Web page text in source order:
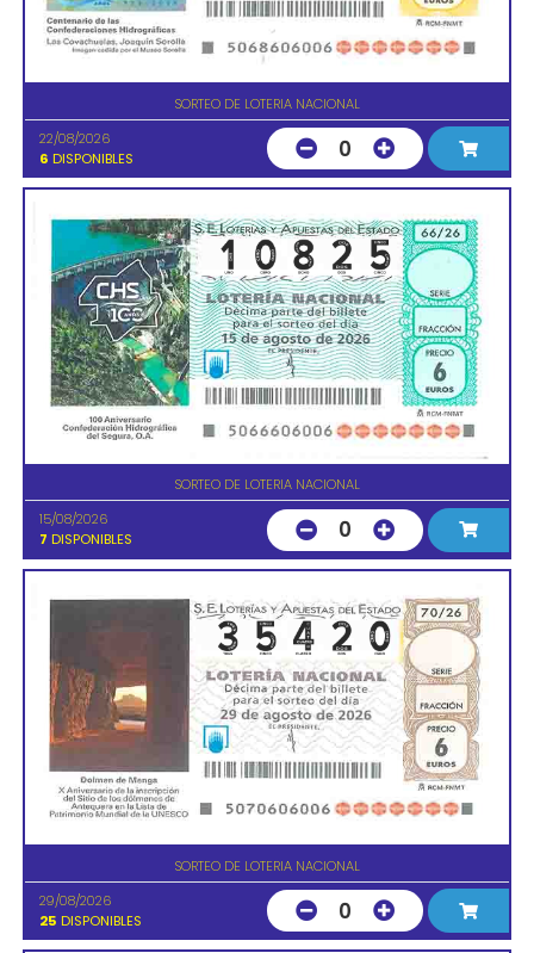
SORTEO DE LOTERIA NACIONAL
22/08/2026
6 DISPONIBLES 0
SORTEO DE LOTERIA NACIONAL
15/08/2026
7 DISPONIBLES 0
SORTEO DE LOTERIA NACIONAL
29/08/2026
25 DISPONIBLES 0